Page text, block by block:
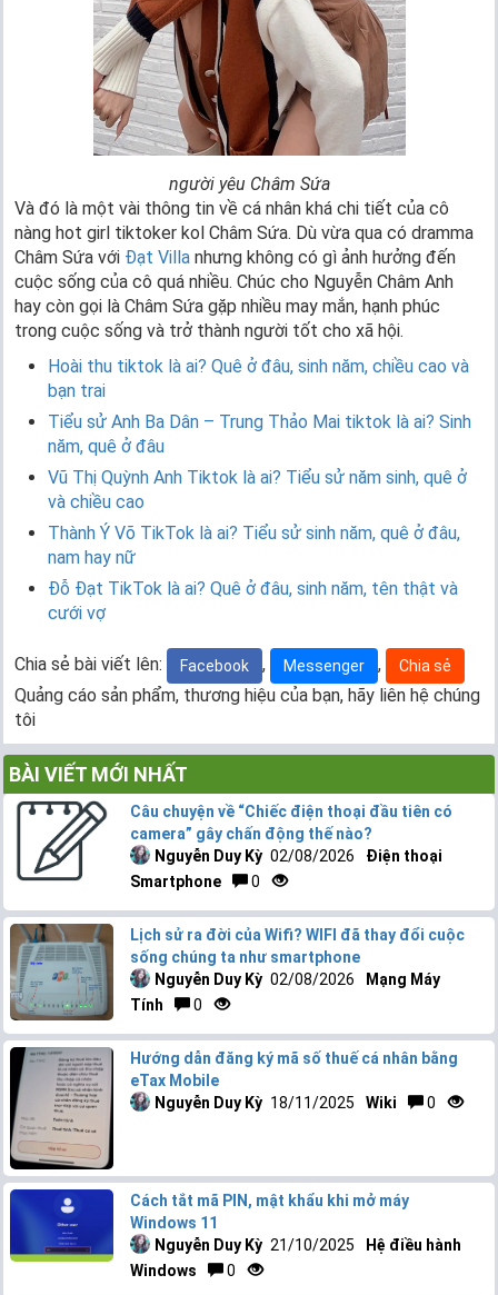
người yêu Châm Sứa
Và đó là một vài thông tin về cá nhân khá chi tiết của cô
nàng hot girl tiktoker kol Châm Sứa. Dù vừa qua có dramma
Châm Sứa với Đạt Villa nhưng không có gì ảnh hưởng đến
cuộc sống của cô quá nhiều. Chúc cho Nguyễn Châm Anh
hay còn gọi là Châm Sứa gặp nhiều may mắn, hạnh phúc
trong cuộc sống và trở thành người tốt cho xã hội.
Hoài thu tiktok là ai? Quê ở đâu, sinh năm, chiều cao và
bạn trai
Tiểu sử Anh Ba Dân – Trung Thảo Mai tiktok là ai? Sinh
năm, quê ở đâu
Vũ Thị Quỳnh Anh Tiktok là ai? Tiểu sử năm sinh, quê ở
và chiều cao
Thành Ý Võ TikTok là ai? Tiểu sử sinh năm, quê ở đâu,
nam hay nữ
Đỗ Đạt TikTok là ai? Quê ở đâu, sinh năm, tên thật và
cưới vợ
Chia sẻ bài viết lên: Facebook , Messenger , Chia sẻ
Quảng cáo sản phẩm, thương hiệu của bạn, hãy liên hệ chúng
tôi
BÀI VIẾT MỚI NHẤT
Câu chuyện về “Chiếc điện thoại đầu tiên có
camera” gây chấn động thế nào?
Nguyễn Duy Kỳ 02/08/2026
Điện thoại
Smartphone
0
Lịch sử ra đời của Wifi? WIFI đã thay đổi cuộc
sống chúng ta như smartphone
Nguyễn Duy Kỳ 02/08/2026
Mạng Máy
Tính
0
Hướng dẫn đăng ký mã số thuế cá nhân bằng
eTax Mobile
Nguyễn Duy Kỳ 18/11/2025 Wiki 0
Cách tắt mã PIN, mật khẩu khi mở máy
Windows 11
Nguyễn Duy Kỳ 21/10/2025
Hệ điều hành
Windows
0